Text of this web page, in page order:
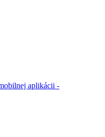
aplikácii -